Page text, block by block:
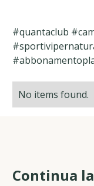
#quantaclub
No items found.
Continua